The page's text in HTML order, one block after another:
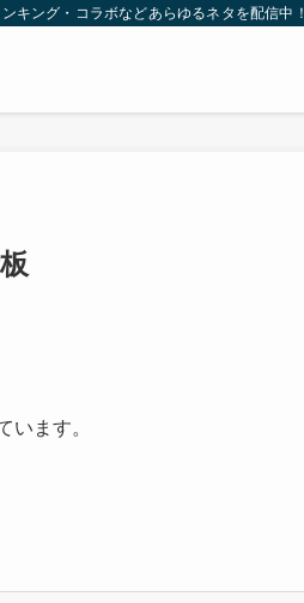
キング・コラボなどあらゆるネタを配信中！
います。